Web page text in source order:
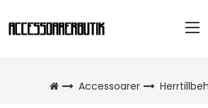
Accessoarer